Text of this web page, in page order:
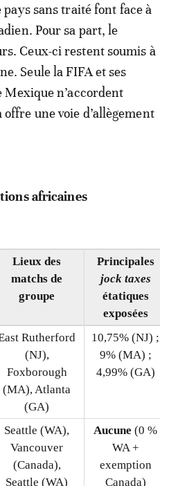
sans traité font face à
Pour sa part, le
Ceux-ci restent soumis à
Seule la FIFA et ses
n’accordent
une voie d’allègement
africaines
Lieux des
matchs de
groupe
Principales
jock taxes
étatiques
exposées
Rutherford
(NJ),
Foxborough
(MA), Atlanta
(GA)
10,75% (NJ) ;
9% (MA) ;
4,99% (GA)
Seattle (WA),
Vancouver
(Canada),
Seattle (WA)
Aucune(0 %
WA +
exemption
Canada)